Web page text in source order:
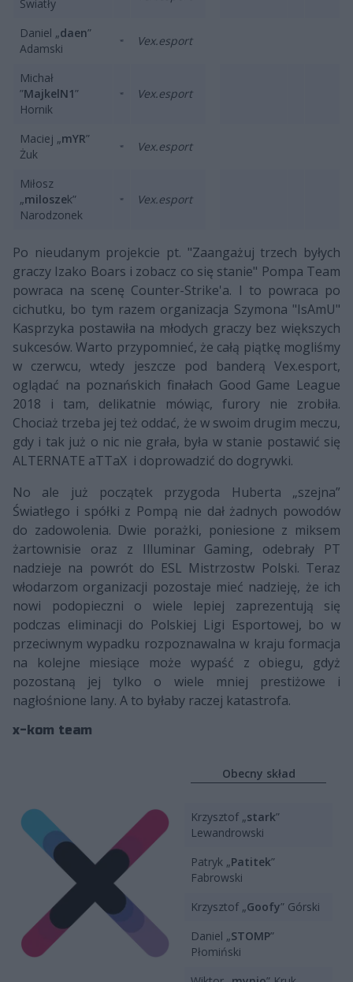
Światły
Daniel „daen”
Adamski
Vex.esport
Michał
”MajkelN1”
Hornik
Vex.esport
Maciej „mYR”
Żuk
Vex.esport
Miłosz
„miloszek”
Narodzonek
Vex.esport
Po nieudanym projekcie pt. "Zaangażuj trzech byłych
graczy Izako Boars i zobacz co się stanie" Pompa Team
powraca na scenę Counter-Strike'a. I to powraca po
cichutku, bo tym razem organizacja Szymona "IsAmU"
Kasprzyka postawiła na młodych graczy bez większych
sukcesów. Warto przypomnieć, że całą piątkę mogliśmy
w czerwcu, wtedy jeszcze pod banderą Vex.esport,
oglądać na poznańskich finałach Good Game League
2018 i tam, delikatnie mówiąc, furory nie zrobiła.
Chociaż trzeba jej też oddać, że w swoim drugim meczu,
gdy i tak już o nic nie grała, była w stanie postawić się
ALTERNATE aTTaX i doprowadzić do dogrywki.
No ale już początek przygoda Huberta „szejna”
Światłego i spółki z Pompą nie dał żadnych powodów
do zadowolenia. Dwie porażki, poniesione z miksem
żartownisie oraz z Illuminar Gaming, odebrały PT
nadzieje na powrót do ESL Mistrzostw Polski. Teraz
włodarzom organizacji pozostaje mieć nadzieję, że ich
nowi podopieczni o wiele lepiej zaprezentują się
podczas eliminacji do Polskiej Ligi Esportowej, bo w
przeciwnym wypadku rozpoznawalna w kraju formacja
na kolejne miesiące może wypaść z obiegu, gdyż
pozostaną jej tylko o wiele mniej prestiżowe i
nagłośnione lany. A to byłaby raczej katastrofa.
x-kom team
Obecny skład
Krzysztof „stark”
Lewandrowski
Patryk „Patitek”
Fabrowski
Krzysztof „Goofy” Górski
Daniel „STOMP”
Płomiński